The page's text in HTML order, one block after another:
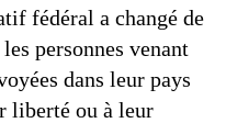
fédéral a changé de
personnes venant
dans leur pays
liberté ou à leur